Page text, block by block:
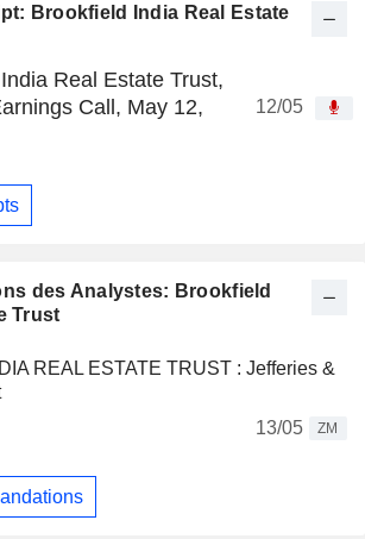
Brookfield India Real Estate
Real Estate Trust,
Call, May 12,
12/05
des Analystes: Brookfield
Trust
REAL ESTATE TRUST : Jefferies &
13/05
ZM